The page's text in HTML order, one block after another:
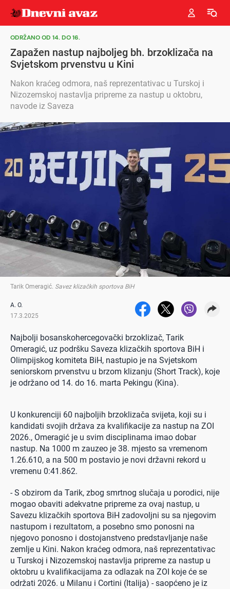
ODRŽANO OD 14. DO 16.
Zapažen nastup najboljeg bh. brzoklizača na
Svjetskom prvenstvu u Kini
Nakon kraćeg odmora, naš reprezentativac u Turskoj i
Nizozemskoj nastavlja pripreme za nastup u oktobru,
navode iz Saveza
Tarik Omeragić. Savez klizačkih sportova BiH
A. O.
17.3.2025
Najbolji bosanskohercegovački brzoklizač, Tarik
Omeragić, uz podršku Saveza klizačkih sportova BiH i
Olimpijskog komiteta BiH, nastupio je na Svjetskom
seniorskom prvenstvu u brzom klizanju (Short Track), koje
je održano od 14. do 16. marta Pekingu (Kina).
U konkurenciji 60 najboljih brzoklizača svijeta, koji su i
kandidati svojih država za kvalifikacije za nastup na ZOI
2026., Omeragić je u svim disciplinama imao dobar
nastup. Na 1000 m zauzeo je 38. mjesto sa vremenom
1.26.610, a na 500 m postavio je novi državni rekord u
vremenu 0:41.862.
- S obzirom da Tarik, zbog smrtnog slučaja u porodici, nije
mogao obaviti adekvatne pripreme za ovaj nastup, u
Savezu klizačkih sportova BiH zadovoljni su sa njegovim
nastupom i rezultatom, a posebno smo ponosni na
njegovo ponosno i dostojanstveno predstavljanje naše
zemlje u Kini. Nakon kraćeg odmora, naš reprezentativac
u Turskoj i Nizozemskoj nastavlja pripreme za nastup u
oktobru u kvalifikacijama za odlazak na ZOI koje će se
održati 2026. u Milanu i Cortini (Italija) - saopćeno je iz